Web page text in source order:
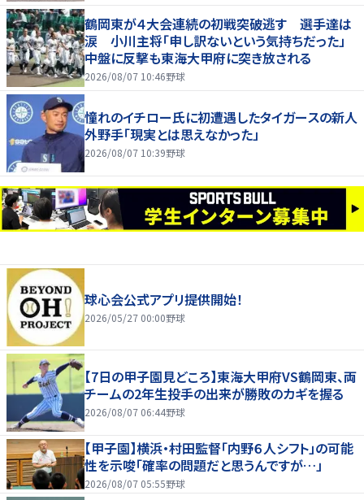
鶴岡東が４大会連続の初戦突破逃す 選手達は
涙 小川主将「申し訳ないという気持ちだった」
中盤に反撃も東海大甲府に突き放される
2026/08/07 10:46野球
憧れのイチロー氏に初遭遇したタイガースの新人
外野手「現実とは思えなかった」
2026/08/07 10:39野球
球心会公式アプリ提供開始！
2026/05/27 00:00野球
【7日の甲子園見どころ】東海大甲府VS鶴岡東、両
チームの2年生投手の出来が勝敗のカギを握る
2026/08/07 06:44野球
【甲子園】横浜・村田監督「内野６人シフト」の可能
性を示唆「確率の問題だと思うんですが…」
2026/08/07 05:55野球